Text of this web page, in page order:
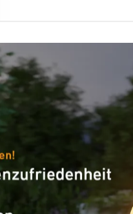
Sensor-
Line
GL 85
SC